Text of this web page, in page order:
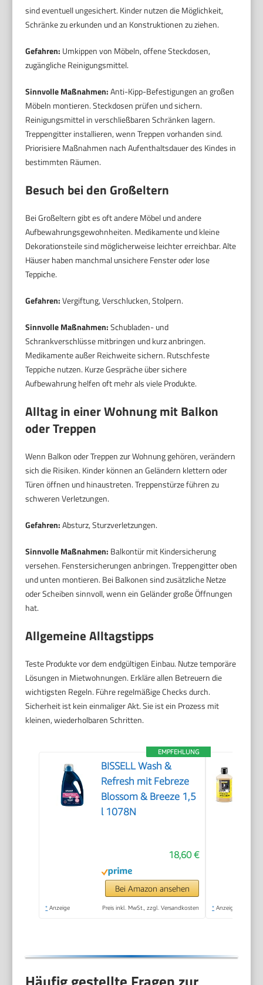
sind eventuell ungesichert. Kinder nutzen die Möglichkeit,
Schränke zu erkunden und an Konstruktionen zu ziehen.
Gefahren: Umkippen von Möbeln, offene Steckdosen,
zugängliche Reinigungsmittel.
Sinnvolle Maßnahmen:Anti-Kipp-Befestigungen an großen
Möbeln montieren. Steckdosen prüfen und sichern.
Reinigungsmittel in verschließbaren Schränken lagern.
Treppengitter installieren, wenn Treppen vorhanden sind.
Priorisiere Maßnahmen nach Aufenthaltsdauer des Kindes in
bestimmten Räumen.
Besuch bei den Großeltern
Bei Großeltern gibt es oft andere Möbel und andere
Aufbewahrungsgewohnheiten. Medikamente und kleine
Dekorationsteile sind möglicherweise leichter erreichbar. Alte
Häuser haben manchmal unsichere Fenster oder lose
Teppiche.
Gefahren:Vergiftung, Verschlucken, Stolpern.
Sinnvolle Maßnahmen:Schubladen- und
Schrankverschlüsse mitbringen und kurz anbringen.
Medikamente außer Reichweite sichern. Rutschfeste
Teppiche nutzen. Kurze Gespräche über sichere
Aufbewahrung helfen oft mehr als viele Produkte.
Alltag in einer Wohnung mit Balkon
oder Treppen
Wenn Balkon oder Treppen zur Wohnung gehören, verändern
sich die Risiken. Kinder können an Geländern klettern oder
Türen öffnen und hinaustreten. Treppenstürze führen zu
schweren Verletzungen.
Gefahren:Absturz, Sturzverletzungen.
Sinnvolle Maßnahmen: Balkontür mit Kindersicherung
versehen. Fenstersicherungen anbringen. Treppengitter oben
und unten montieren. Bei Balkonen sind zusätzliche Netze
oder Scheiben sinnvoll, wenn ein Geländer große Öffnungen
hat.
Allgemeine Alltagstipps
Teste Produkte vor dem endgültigen Einbau. Nutze temporäre
Lösungen in Mietwohnungen. Erkläre allen Betreuern die
wichtigsten Regeln. Führe regelmäßige Checks durch.
Sicherheit ist kein einmaliger Akt. Sie ist ein Prozess mit
kleinen, wiederholbaren Schritten.
EMPFEHLUNG
BISSELL Wash &
Refresh mit Febreze
Blossom & Breeze 1,5
l 1078N
18,60 €
Bei Amazon ansehen
* Anzeige Preis inkl. MwSt., zzgl. Versandkosten * Anzeige